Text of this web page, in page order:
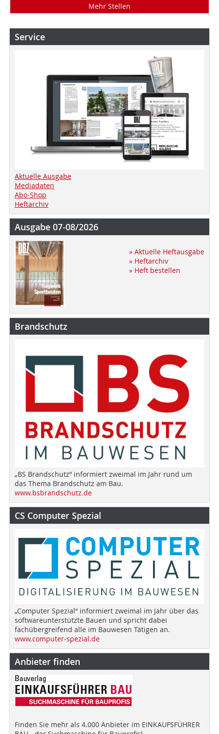
Mehr Stellen
Service
Aktuelle Ausgabe
Mediadaten
Abo-Shop
Heftarchiv
Ausgabe 07-08/2026
» Aktuelle Heftausgabe
» Heftarchiv
» Heft bestellen
Brandschutz
„BS Brandschutz“ informiert zweimal im Jahr rund um
das Thema Brandschutz am Bau.
www.bsbrandschutz.de
CS Computer Spezial
„Computer Spezial“ informiert zweimal im Jahr über das
softwareunterstützte Bauen und spricht dabei
fachübergreifend alle im Bauwesen Tätigen an.
www.computer-spezial.de
Anbieter finden
Finden Sie mehr als 4.000 Anbieter im EINKAUFSFÜHRER